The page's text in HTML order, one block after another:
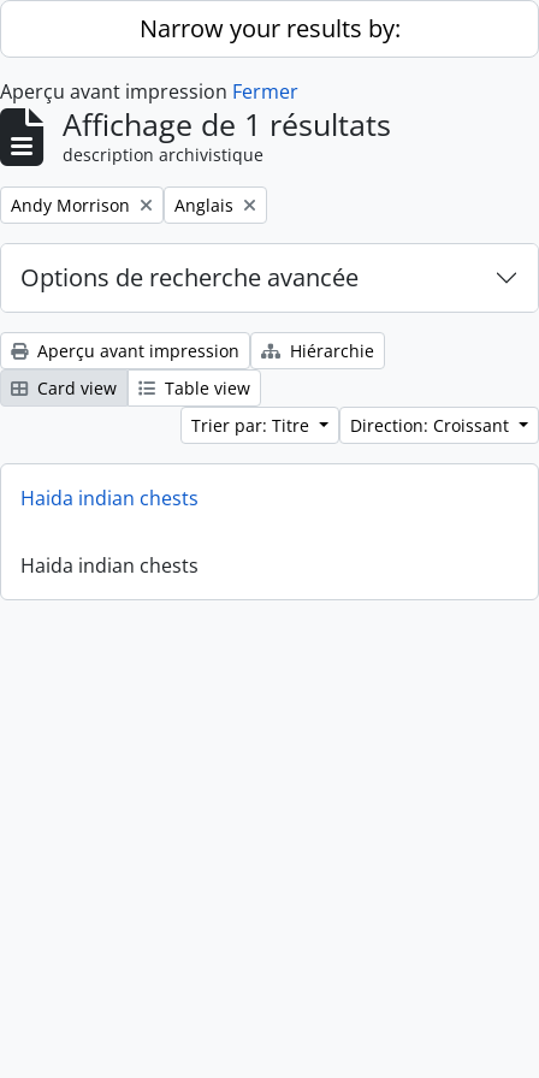
Skip to main contentNarrow your results by:
Aperçu avant impression Fermer
Affichage de 1 résultats
description archivistique
Remove filter:
Andy Morrison Remove filter:
Anglais
Options de recherche avancée
Aperçu avant impression
Hiérarchie
Card view
Table view
Trier par: Titre
Direction: Croissant
Haida indian chests
Haida indian chests